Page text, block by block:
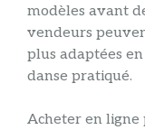
modèles avant
vendeurs
plus adaptées
danse pratiqué.
Acheter en ligne